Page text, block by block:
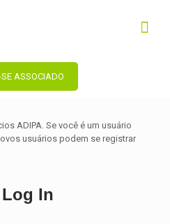
ASSOCIADO
ADIPA. Se você é um usuário
usuários podem se registrar
In